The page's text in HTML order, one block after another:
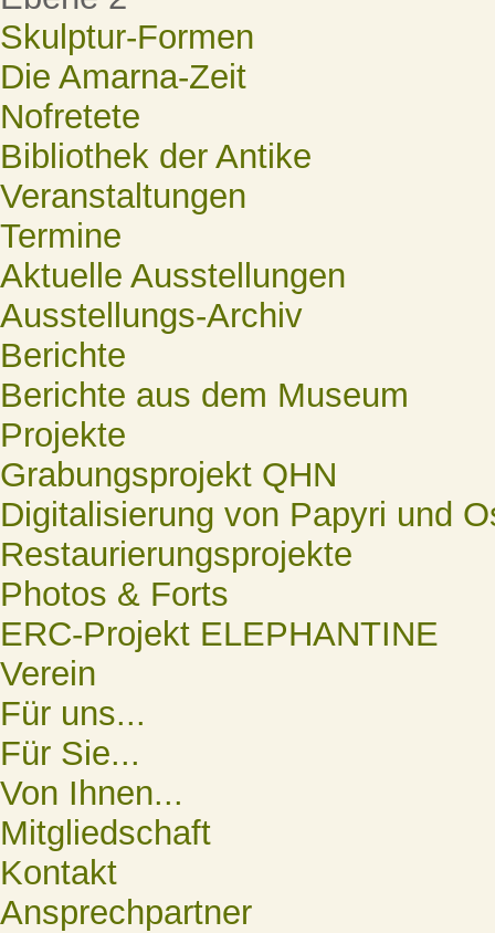
Skulptur-Formen
Die Amarna-Zeit
Nofretete
Bibliothek der Antike
Veranstaltungen
Termine
Aktuelle Ausstellungen
Ausstellungs-Archiv
Berichte
Berichte aus dem Museum
Projekte
Grabungsprojekt QHN
Digitalisierung von Papyri und
Restaurierungsprojekte
Photos & Forts
ERC-Projekt ELEPHANTINE
Verein
Für uns...
Für Sie...
Von Ihnen...
Mitgliedschaft
Kontakt
Ansprechpartner